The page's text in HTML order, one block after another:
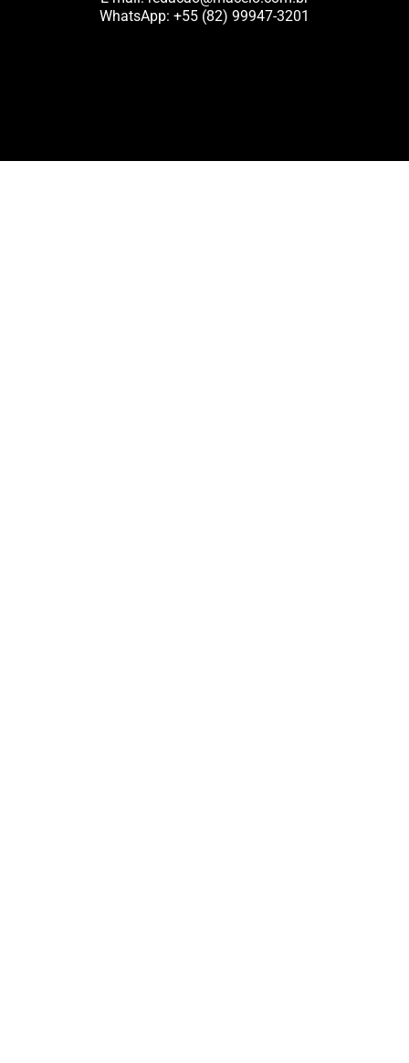
WhatsApp: +55 (82) 99947-3201